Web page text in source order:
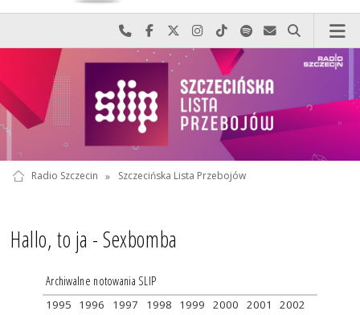
Najlepiej po prostu do nas zadzwoń
Odwiedź nas na Facebook-u
Odwiedź nas na X
Odwiedź nas na Instagram-ie
Odwiedź nas na TikTok-u
Szukaj nas na Spotify
Wyślij do nas
Szukaj
Radio Szczecin » Szczecińska Lista Przebojów
Hallo, to ja - Sexbomba
Archiwalne notowania SLIP
1995 1996 1997 1998 1999 2000 2001
2002